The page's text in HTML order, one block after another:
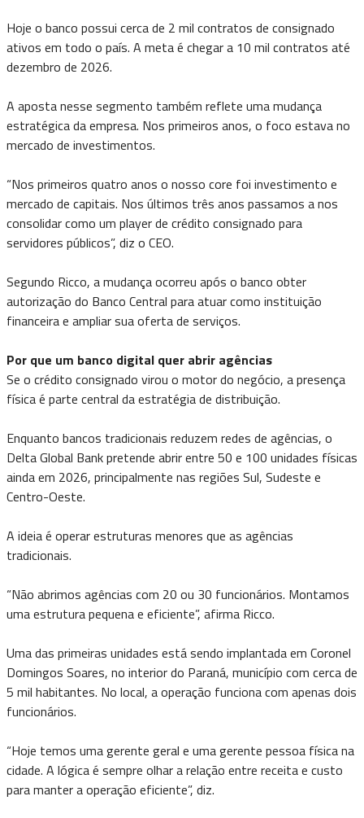
Hoje o banco possui cerca de 2 mil contratos de consignado
ativos em todo o país. A meta é chegar a 10 mil contratos até
dezembro de 2026.
A aposta nesse segmento também reflete uma mudança
estratégica da empresa. Nos primeiros anos, o foco estava no
mercado de investimentos.
“Nos primeiros quatro anos o nosso core foi investimento e
mercado de capitais. Nos últimos três anos passamos a nos
consolidar como um player de crédito consignado para
servidores públicos”, diz o CEO.
Segundo Ricco, a mudança ocorreu após o banco obter
autorização do Banco Central para atuar como instituição
financeira e ampliar sua oferta de serviços.
Por que um banco digital quer abrir agências
Se o crédito consignado virou o motor do negócio, a presença
física é parte central da estratégia de distribuição.
Enquanto bancos tradicionais reduzem redes de agências, o
Delta Global Bank pretende abrir entre 50 e 100 unidades físicas
ainda em 2026, principalmente nas regiões Sul, Sudeste e
Centro-Oeste.
A ideia é operar estruturas menores que as agências
tradicionais.
“Não abrimos agências com 20 ou 30 funcionários. Montamos
uma estrutura pequena e eficiente”, afirma Ricco.
Uma das primeiras unidades está sendo implantada em Coronel
Domingos Soares, no interior do Paraná, município com cerca de
5 mil habitantes. No local, a operação funciona com apenas dois
funcionários.
“Hoje temos uma gerente geral e uma gerente pessoa física na
cidade. A lógica é sempre olhar a relação entre receita e custo
para manter a operação eficiente”, diz.